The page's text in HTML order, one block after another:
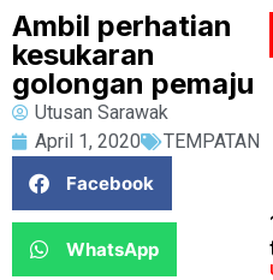
Ambil perhatian
kesukaran
golongan pemaju
Utusan Sarawak
April 1, 2020
TEMPATAN
Facebook
WhatsApp